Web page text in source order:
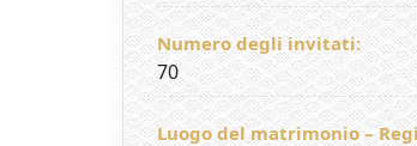
Numero degli invitati:
70
Luogo del matrimonio –